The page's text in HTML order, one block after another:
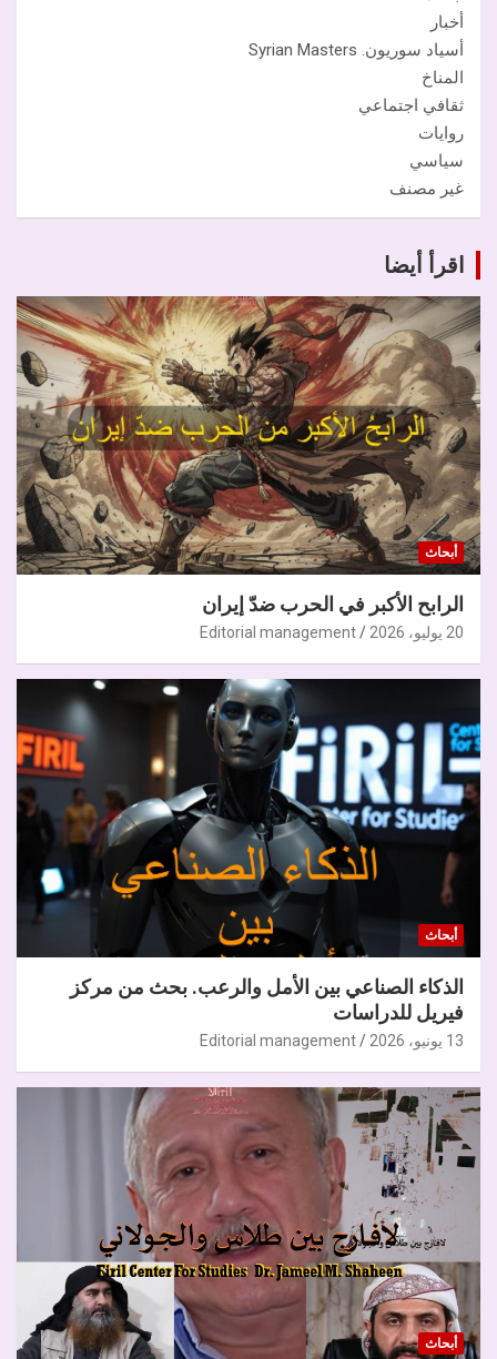
أخبار
أسياد سوريون. Syrian Masters
المناخ
ثقافي اجتماعي
روايات
سياسي
غير مصنف
اقرأ أيضا
أبحاث
الرابح الأكبر في الحرب ضدّ إيران
20 يوليو، 2026 Editorial management
أبحاث
الذكاء الصناعي بين الأمل والرعب. بحث من مركز
فيريل للدراسات
13 يونيو، 2026 Editorial management
أبحاث